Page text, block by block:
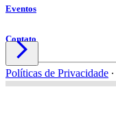
Eventos
Contato

Políticas de Privacidade ∙